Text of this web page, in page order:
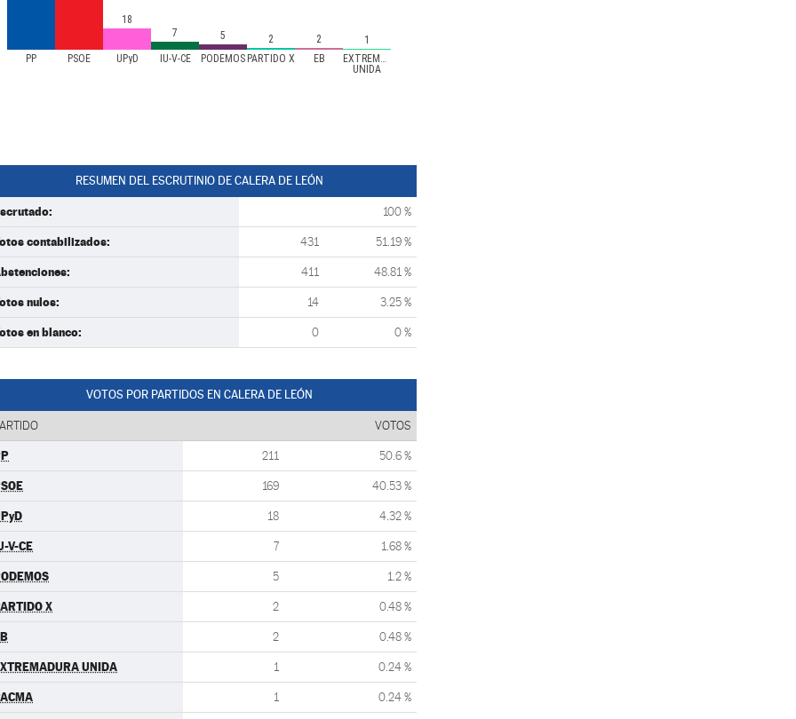
PP PSOE UPyD IU-V-CE PODEMOS PARTIDO X EB
EXTREMADURA
UNIDA
18
7
5 2 2 1
RESUMEN DEL ESCRUTINIO DE CALERA DE LEÓN
100 %
contabilizados: 431 51.19 %
411 48.81 %
nulos: 14 3.25 %
en blanco: 0 0 %
VOTOS POR PARTIDOS EN CALERA DE LEÓN
VOTOS
211 50.6 %
169 40.53 %
18 4.32 %
V-CE 7 1.68 %
5 1.2 %
X 2 0.48 %
2 0.48 %
UNIDA 1 0.24 %
1 0.24 %